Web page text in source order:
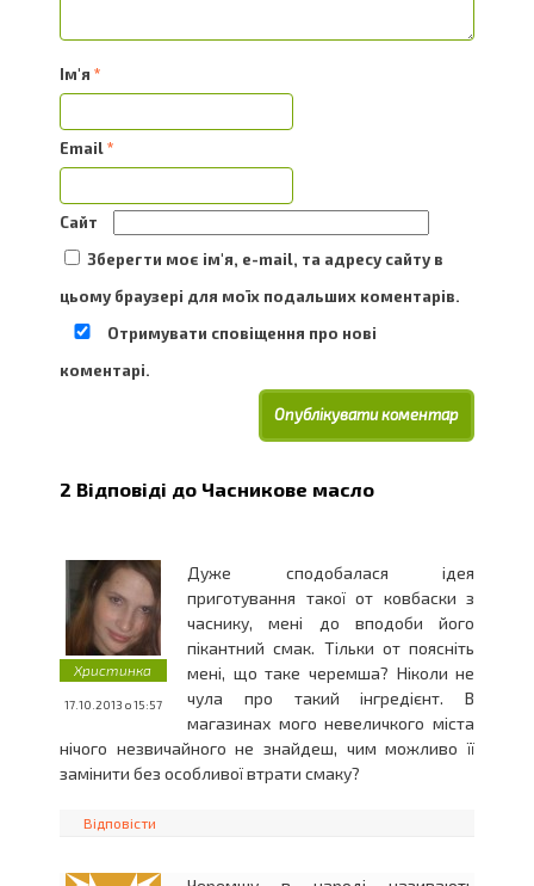
Ім'я *
Email*
Сайт
Зберегти моє ім'я, e-mail, та адресу сайту в
цьому браузері для моїх подальших коментарів.
Отримувати сповіщення про нові
коментарі.
2 Відповіді до Часникове масло
Христинка
17.10.2013 о 15:57
Дуже сподобалася ідея
приготування такої от ковбаски з
часнику, мені до вподоби його
пікантний смак. Тільки от поясніть
мені, що таке черемша? Ніколи не
чула про такий інгредієнт. В
магазинах мого невеличкого міста
нічого незвичайного не знайдеш, чим можливо її
замінити без особливої ​​втрати смаку?
Відповісти